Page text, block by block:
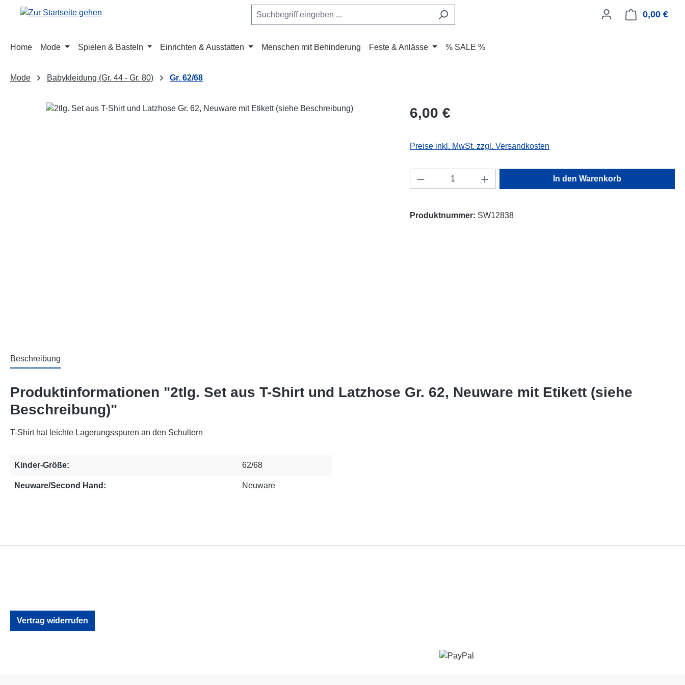
Hauptinhalt springen
Zur Suche springen
Zur Hauptnavigation springen 0,00 €
Home Mode Spielen & Basteln Einrichten & Ausstatten Menschen mit Behinderung Feste & Anlässe % SALE %
Mode Babykleidung (Gr. 44 - Gr. 80) Gr. 62/68
Bildergalerie überspringen Regulärer Preis:
6,00 €
Preise inkl. MwSt. zzgl. Versandkosten
Produkt Anzahl: Gib den gewünschten Wert ein
In den Warenkorb
Produktnummer: SW12838
Beschreibung
Produktinformationen "2tlg. Set aus T-Shirt und Latzhose Gr. 62, Neuware mit Etikett (siehe
Beschreibung)"
T-Shirt hat leichte Lagerungsspuren an den Schultern
Kinder-Größe: 62/68
Neuware/Second Hand: Neuware
Vertrag widerrufen